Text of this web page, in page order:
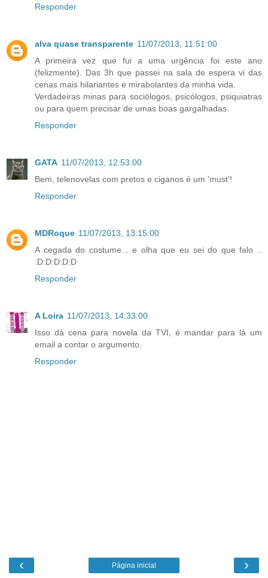
Responder
alva quase transparente 11/07/2013, 11:51:00
A primeira vez que fui a uma urgência foi este ano
(felizmente). Das 3h que passei na sala de espera vi das
cenas mais hilariantes e mirabolantes da minha vida.
Verdadeiras minas para sociólogos, psicólogos, psiquiatras
ou para quem precisar de umas boas gargalhadas.
Responder
GATA 11/07/2013, 12:53:00
Bem, telenovelas com pretos e ciganos é um 'must'!
Responder
MDRoque 11/07/2013, 13:15:00
A cegada do costume... e olha que eu sei do que falo ..
:D:D:D:D:D
Responder
A Loira 11/07/2013, 14:33:00
Isso dá cena para novela da TVI, é mandar para lá um
email a contar o argumento.
Responder
‹ ›
Página inicial